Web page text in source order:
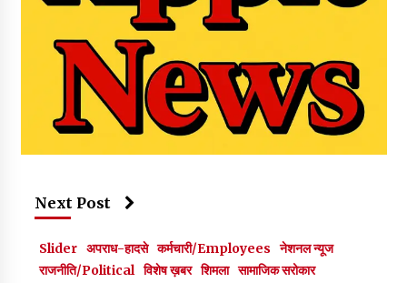
Next Post
Slider अपराध-हादसे कर्मचारी/Employees नेशनल न्यूज
राजनीति/Political विशेष ख़बर शिमला सामाजिक सरोकार